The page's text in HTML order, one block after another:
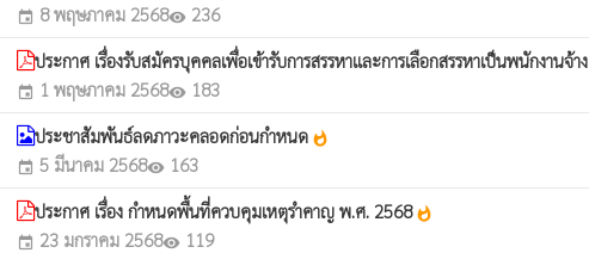
event 8 พฤษภาคม 2568visibility 236
ประกาศ เรื่องรับสมัครบุคคลเพื่อเข้ารับการสรรหาและการเลือกสรรหาเป็นพนักงานจ้าง
event 1 พฤษภาคม 2568visibility 183
ประชาสัมพันธ์ลดภาวะคลอดก่อนกำหนด whatshot
event 5 มีนาคม 2568visibility 163
ประกาศ เรื่อง กำหนดพื้นที่ควบคุมเหตุรำคาญ พ.ศ. 2568whatshot
event 23 มกราคม 2568visibility 119